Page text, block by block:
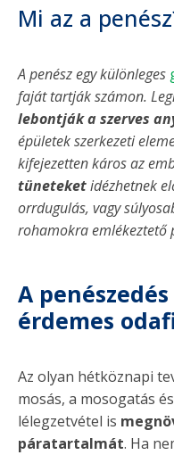
Mi az a
A penész egy különleges
faját tartják számon.
lebontják a szerves
épületek szerkezeti
kifejezetten káros az
tüneteketidézhetnek
orrdugulás, vagy
rohamokra emlékeztető
A
érdemes
Az olyan hétköznapi
mosás, a mosogatás
lélegzetvétel is
páratartalmát. Ha